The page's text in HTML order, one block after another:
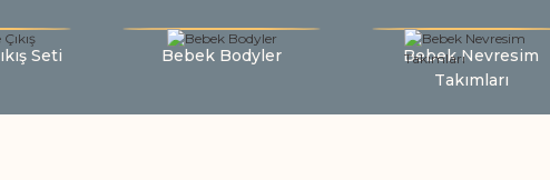
Seti Bebek Bodyler
Bebek Nevresim
Takımları